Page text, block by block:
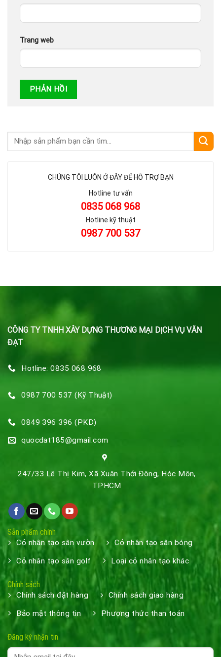
CHÚNG TÔI LUÔN Ở ĐÂY ĐỂ HỖ TRỢ BẠN
Hotline tư vấn
0835 068 968
Hotline kỹ thuật
0987 700 537
Trang web
CÔNG TY TNHH XÂY DỰNG THƯƠNG MẠI DỊCH VỤ VĂN
ĐẠT
Hotline: 0835 068 968
0987 700 537 (Kỹ Thuật)
0849 396 396 (PKD)
quocdat185@gmail.com
247/33 Lê Thị Kim, Xã Xuân Thới Đông, Hóc Môn,
TPHCM
Sản phẩm chính
Cỏ nhân tạo sân vườn Cỏ nhân tạo sân bóng
Cỏ nhân tạo sân golf Loại cỏ nhân tạo khác
Chính sách
Chính sách đặt hàng Chính sách giao hàng
Bảo mật thông tin Phương thức than toán
Đăng ký nhận tin